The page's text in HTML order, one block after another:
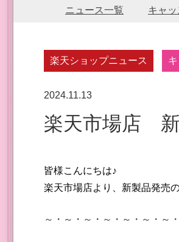
ニュース一覧 キャ
楽天ショップニュース
2024.11.13
楽天市場店
皆様こんにちは♪
楽天市場店より、 新製品発売
～・～・～・～・～・～・～